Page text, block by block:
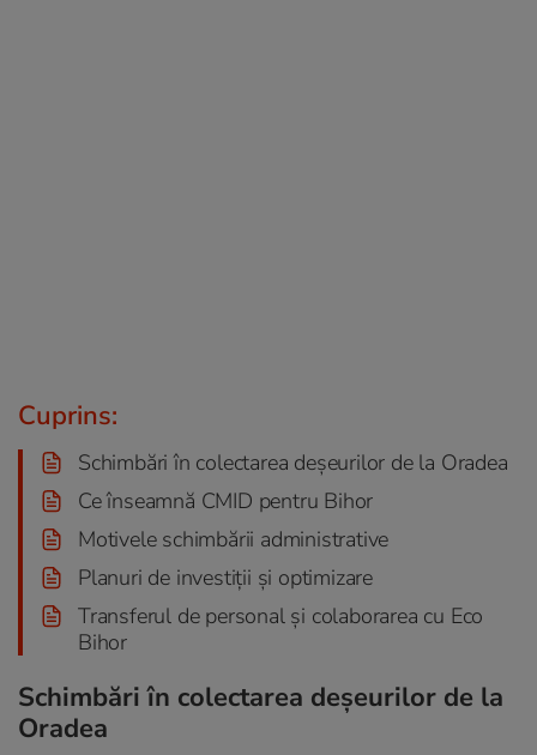
Cuprins:
Schimbări în colectarea deșeurilor de la Oradea
Ce înseamnă CMID pentru Bihor
Motivele schimbării administrative
Planuri de investiții și optimizare
Transferul de personal și colaborarea cu Eco
Bihor
Schimbări în colectarea deșeurilor de la
Oradea